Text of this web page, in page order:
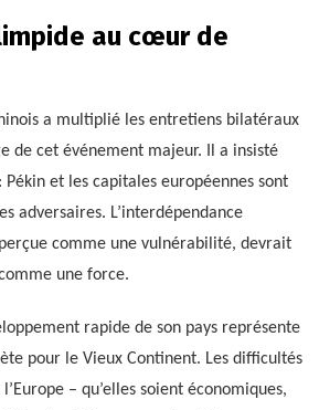
au cœur de
a multiplié les entretiens bilatéraux
de cet événement majeur. Il a insisté
et les capitales européennes sont
adversaires. L’interdépendance
comme une vulnérabilité, devrait
une force.
rapide de son pays représente
pour le Vieux Continent. Les difficultés
– qu’elles soient économiques,